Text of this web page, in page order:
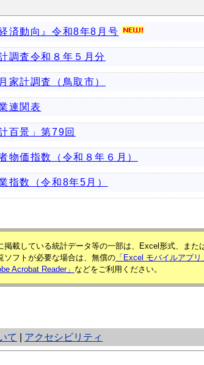
済動向』令和8年8月号
調査令和８年５月分
家計調査（鳥取市）
連関表
百景」第79回
物価指数（令和８年６月）
指数（令和8年5月）
掲載している統計データ等の一部は、Excel形式、また
ソフトが必要な場合は、無償の 「Excel モバイルアプリ
Acrobat Reader」 などをご利用ください。
て アクセシビリティ